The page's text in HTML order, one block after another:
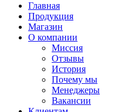
Главная
Продукция
Магазин
О компании
Миссия
Отзывы
История
Почему мы
Менеджеры
Вакансии